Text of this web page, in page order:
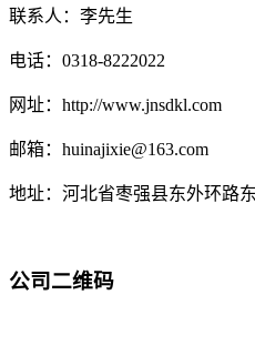
联系人：李先生
电话：0318-8222022
网址：http://www.jnsdkl.com
邮箱：huinajixie@163.com
地址：河北省枣强县东外环路
公司二维码